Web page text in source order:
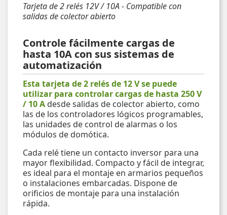
Tarjeta de 2 relés 12V / 10A - Compatible con
salidas de colector abierto
Controle fácilmente cargas de
hasta 10A con sus sistemas de
automatización
Esta tarjeta de 2 relés de 12 V se puede
utilizar para controlar cargas de hasta 250 V
/ 10 A desde salidas de colector abierto, como
las de los controladores lógicos programables,
las unidades de control de alarmas o los
módulos de domótica.
Cada relé tiene un contacto inversor para una
mayor flexibilidad. Compacto y fácil de integrar,
es ideal para el montaje en armarios pequeños
o instalaciones embarcadas. Dispone de
orificios de montaje para una instalación
rápida.